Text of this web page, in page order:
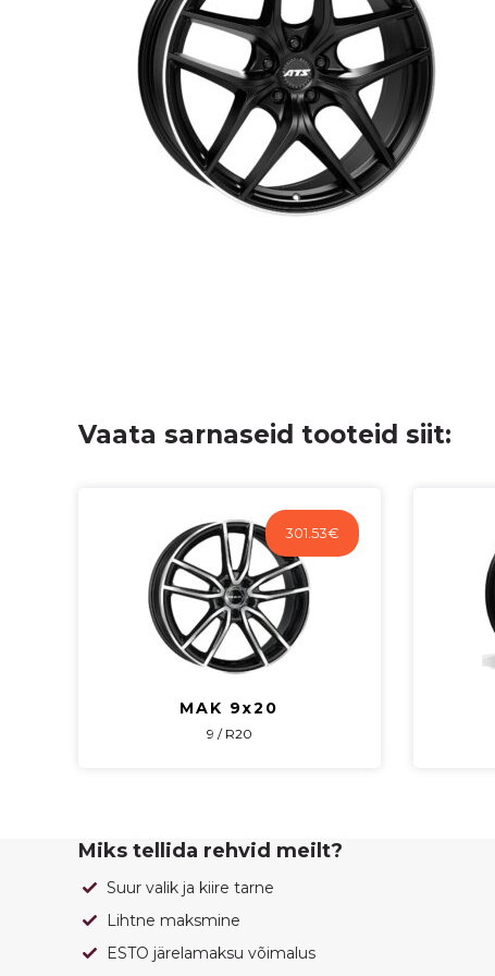
Vaata sarnaseid tooteid siit:
301.53€
MAK 9x20
9 / R20
Miks tellida rehvid meilt?
Suur valik ja kiire tarne
Lihtne maksmine
ESTO järelamaksu võimalus